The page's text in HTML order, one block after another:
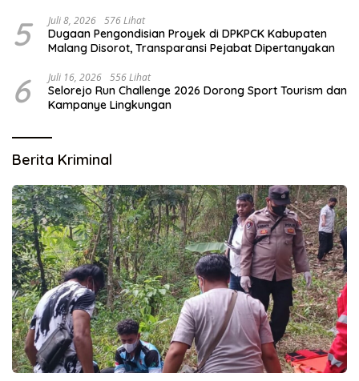
5 Juli 8, 2026 576 Lihat
Dugaan Pengondisian Proyek di DPKPCK Kabupaten
Malang Disorot, Transparansi Pejabat Dipertanyakan
6 Juli 16, 2026 556 Lihat
Selorejo Run Challenge 2026 Dorong Sport Tourism dan
Kampanye Lingkungan
Berita Kriminal